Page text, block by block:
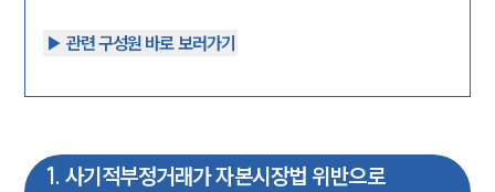
▶︎ 관련 구성원 바로 보러가기
1 . 사기적부정거래가 자본시장법 위반으로